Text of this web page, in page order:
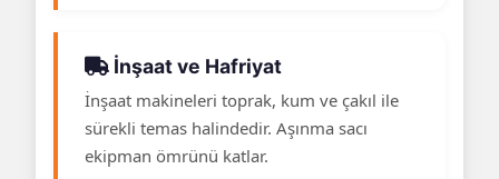
İnşaat ve Hafriyat
İnşaat makineleri toprak, kum ve çakıl ile
sürekli temas halindedir. Aşınma sacı
ekipman ömrünü katlar.